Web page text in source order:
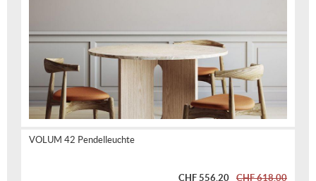
VOLUM 42 Pendelleuchte
CHF 556.20 CHF 618.00